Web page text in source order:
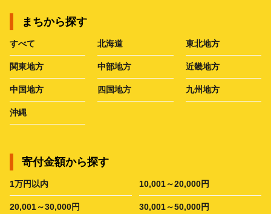
まちから探す
すべて 北海道 東北地方
関東地方 中部地方 近畿地方
中国地方 四国地方 九州地方
沖縄
寄付金額から探す
1万円以内 10,001～20,000円
20,001～30,000円 30,001～50,000円